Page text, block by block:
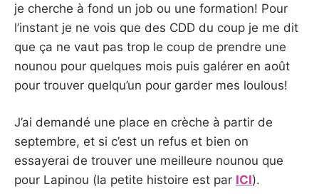
je cherche à fond un job ou une formation! Pour
l’instant je ne vois que des CDD du coup je me dit
que ça ne vaut pas trop le coup de prendre une
nounou pour quelques mois puis galérer en août
pour trouver quelqu’un pour garder mes loulous!
J’ai demandé une place en crèche à partir de
septembre, et si c’est un refus et bien on
essayerai de trouver une meilleure nounou que
pour Lapinou (la petite histoire est par ICI).